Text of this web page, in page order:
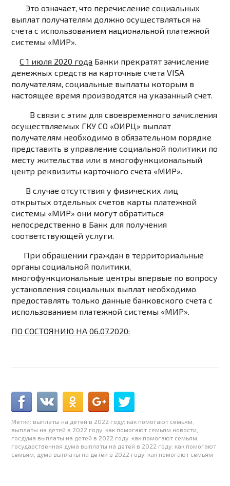
Это означает, что перечисление социальных
выплат получателям должно осуществляться на
счета с использованием национальной платежной
системы «МИР».
С 1 июля 2020 года Банки прекратят зачисление
денежных средств на карточные счета VISA
получателям, социальные выплаты которым в
настоящее время производятся на указанный счет.
В связи с этим для своевременного зачисления
осуществляемых ГКУ СО «ОИРЦ» выплат
получателям необходимо в обязательном порядке
представить в управление социальной политики по
месту жительства или в многофункциональный
центр реквизиты карточного счета «МИР».
В случае отсутствия у физических лиц
открытых отдельных счетов карты платежной
системы «МИР» они могут обратиться
непосредственно в Банк для получения
соответствующей услуги.
При обращении граждан в территориальные
органы социальной политики,
многофункциональные центры впервые по вопросу
установления социальных выплат необходимо
предоставлять только данные банковского счета с
использованием платежной системы «МИР».
ПО СОСТОЯНИЮ НА 06.07.2020:
Метки: выплаты на детей в 2022 году: как помогают семьям
выплаты на детей в 2022 году: как помогают семьям новости
госдума выплаты на детей в 2022 году: как помогают семьям
государственная дума выплаты на детей в 2022 году: как помогают
семьям дума выплаты на детей в 2022 году: как помогают семьям